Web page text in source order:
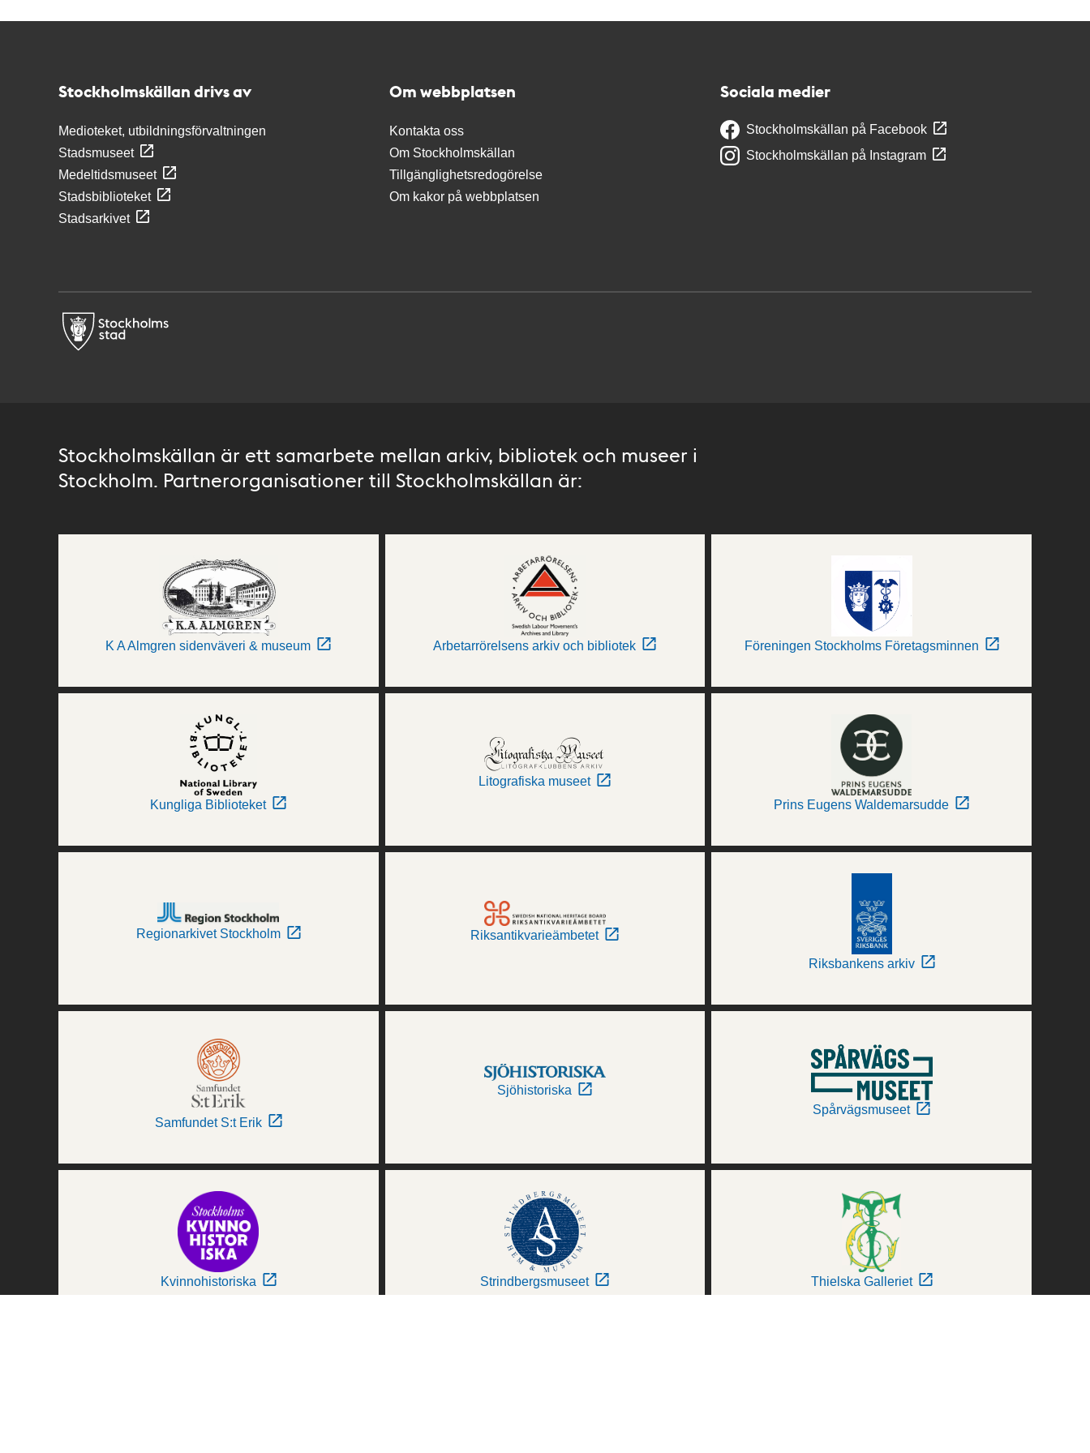
Stockholmskällan drivs av
Medioteket, utbildningsförvaltningen
Stadsmuseet
Medeltidsmuseet
Stadsbiblioteket
Stadsarkivet
Om webbplatsen
Kontakta oss
Om Stockholmskällan
Tillgänglighetsredogörelse
Om kakor på webbplatsen
Sociala medier
Stockholmskällan på Facebook
Stockholmskällan på Instagram
Stockholmskällan är ett samarbete mellan arkiv, bibliotek och museer i
Stockholm. Partnerorganisationer till Stockholmskällan är:
K A Almgren sidenväveri & museum Arbetarrörelsens arkiv och bibliotek Föreningen Stockholms Företagsminnen
Kungliga Biblioteket
Litografiska museet
Prins Eugens Waldemarsudde
Regionarkivet Stockholm Riksantikvarieämbetet
Riksbankens arkiv
Samfundet S:t Erik
Sjöhistoriska
Spårvägsmuseet
Kvinnohistoriska Strindbergsmuseet Thielska Galleriet